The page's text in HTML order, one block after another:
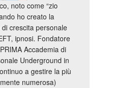
noto come “zio
ho creato la
crescita personale
ipnosi. Fondatore
Accademia di
Underground in
a gestire la più
numerosa)